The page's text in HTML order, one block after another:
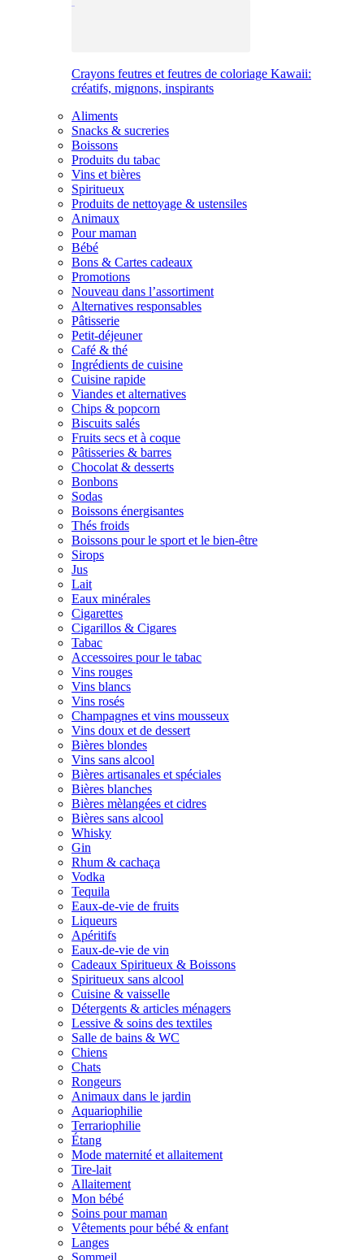
Crayons feutres et feutres de coloriage Kawaii:
créatifs, mignons, inspirants
Aliments
Snacks & sucreries
Boissons
Produits du tabac
Vins et bières
Spiritueux
Produits de nettoyage & ustensiles
Animaux
Pour maman
Bébé
Bons & Cartes cadeaux
Promotions
Nouveau dans l’assortiment
Alternatives responsables
Pâtisserie
Petit-déjeuner
Café & thé
Ingrédients de cuisine
Cuisine rapide
Viandes et alternatives
Chips & popcorn
Biscuits salés
Fruits secs et à coque
Pâtisseries & barres
Chocolat & desserts
Bonbons
Sodas
Boissons énergisantes
Thés froids
Boissons pour le sport et le bien-être
Sirops
Jus
Lait
Eaux minérales
Cigarettes
Cigarillos & Cigares
Tabac
Accessoires pour le tabac
Vins rouges
Vins blancs
Vins rosés
Champagnes et vins mousseux
Vins doux et de dessert
Bières blondes
Vins sans alcool
Bières artisanales et spéciales
Bières blanches
Bières mèlangées et cidres
Bières sans alcool
Whisky
Gin
Rhum & cachaça
Vodka
Tequila
Eaux-de-vie de fruits
Liqueurs
Apéritifs
Eaux-de-vie de vin
Cadeaux Spiritueux & Boissons
Spiritueux sans alcool
Cuisine & vaisselle
Détergents & articles ménagers
Lessive & soins des textiles
Salle de bains & WC
Chiens
Chats
Rongeurs
Animaux dans le jardin
Aquariophilie
Terrariophilie
Étang
Mode maternité et allaitement
Tire-lait
Allaitement
Mon bébé
Soins pour maman
Vêtements pour bébé & enfant
Langes
Sommeil